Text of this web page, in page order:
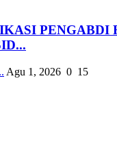
PENGABDI
Agu 1, 2026 0 15